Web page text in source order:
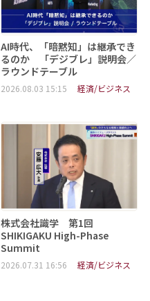
AI時代、「暗黙知」は継承でき
るのか 「デジブレ」説明会／
ラウンドテーブル
2026.08.03 15:15 経済/ビジネス
株式会社識学 第1回
SHIKIGAKU High-Phase
Summit
2026.07.31 16:56 経済/ビジネス